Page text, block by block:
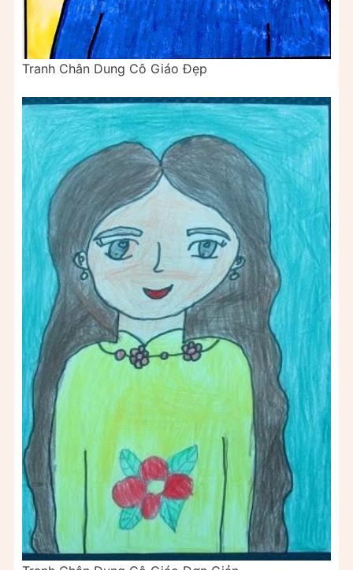
Tranh Chân Dung Cô Giáo Đẹp